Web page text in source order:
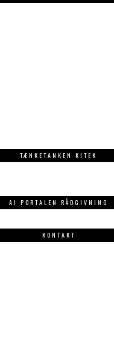
TÆNKETANKEN KITEK
AI PORTALEN RÅDGIVNING
KONTAKT